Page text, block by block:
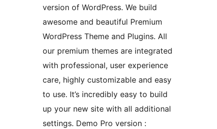
version of WordPress. We build
awesome and beautiful Premium
WordPress Theme and Plugins. All
our premium themes are integrated
with professional, user experience
care, highly customizable and easy
to use. It’s incredibly easy to build
up your new site with all additional
settings. Demo Pro version :